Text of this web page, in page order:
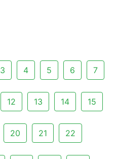
3 4 5 6 7
12 13 14 15
20 21 22